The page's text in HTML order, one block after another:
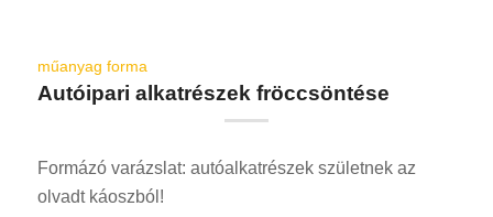
műanyag forma
Autóipari alkatrészek fröccsöntése
Formázó varázslat: autóalkatrészek születnek az
olvadt káoszból!